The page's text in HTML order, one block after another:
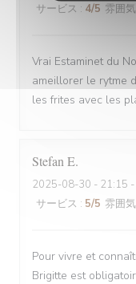
サービス : 4/5 雰囲気
Vrai Estaminet du
ameillorer le rytme
les frites avec les
Stefan E
2025-08-30 - 21:15
サービス : 5/5 雰囲気
Pour vivre et
Brigitte est